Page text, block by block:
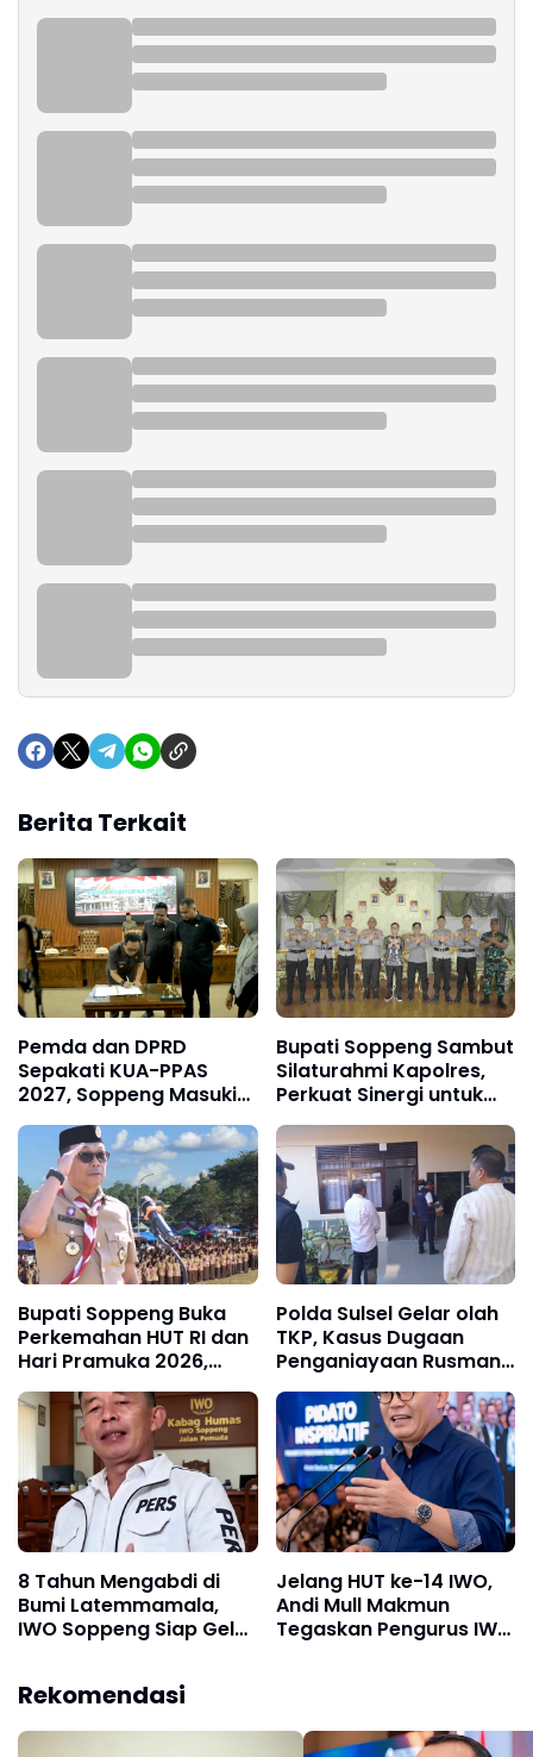
Berita Terkait
Pemda dan DPRD
Sepakati KUA-PPAS
2027, Soppeng Masuki
Tahap Penyusunan
Rancangan APBD
Bupati Soppeng Sambut
Silaturahmi Kapolres,
Perkuat Sinergi untuk
Pembangunan Daerah
dan Kamtibmas.
Bupati Soppeng Buka
Perkemahan HUT RI dan
Hari Pramuka 2026,
Lepas Kontingen
Jambore Nasional XII
Polda Sulsel Gelar olah
TKP, Kasus Dugaan
Penganiayaan Rusman
oleh Andi Farid
Dipastikan Lanjut
8 Tahun Mengabdi di
Bumi Latemmamala,
IWO Soppeng Siap Gelar
Jelang HUT ke-14 IWO,
Andi Mull Makmun
Tegaskan Pengurus IWO
Rekomendasi